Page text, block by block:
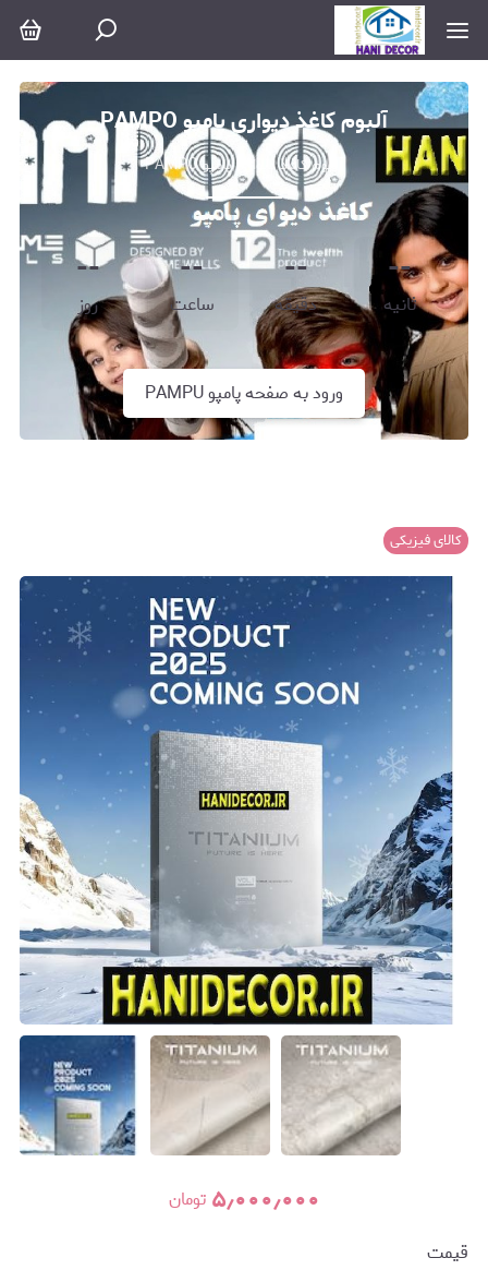
آلبوم کاغذ دیواری پامپو PAMPO
آلبوم کاغذ دیواری پامپو PAMPO
--
روز
--
ساعت
--
دقیقه
--
ثانیه
ورود به صفحه پامپو PAMPU
کالای فیزیکی
۵٫۰۰۰٫۰۰۰ تومان
قیمت